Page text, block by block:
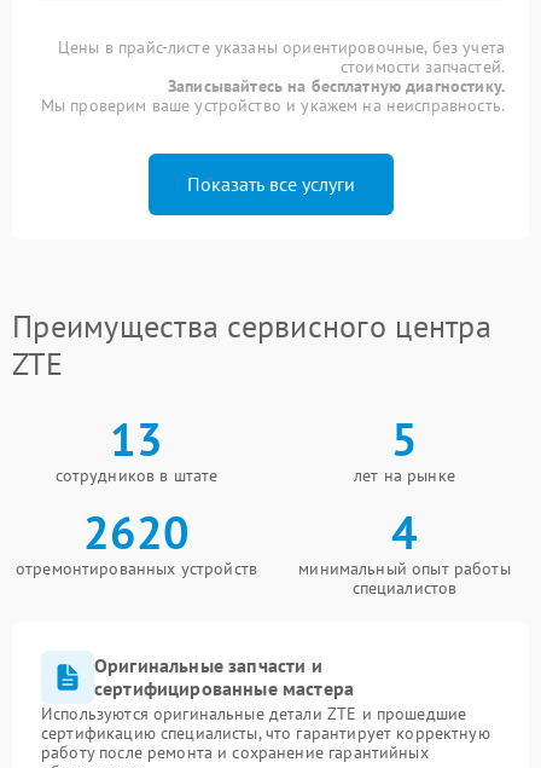
Цены в прайс-листе указаны ориентировочные, без учета
стоимости запчастей.
Записывайтесь на бесплатную диагностику.
Мы проверим ваше устройство и укажем на неисправность.
Показать все услуги
Преимущества сервисного центра
ZTE
13
сотрудников в штате
5
лет на рынке
2620
отремонтированных устройств
4
минимальный опыт работы
специалистов
Оригинальные запчасти и
сертифицированные мастера
Используются оригинальные детали ZTE и прошедшие
сертификацию специалисты, что гарантирует корректную
работу после ремонта и сохранение гарантийных